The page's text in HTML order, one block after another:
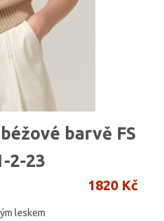
barvě FS
2-23
1820 Kč
leskem